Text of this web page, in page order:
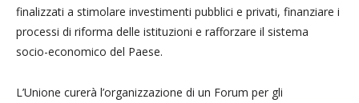
finalizzati a stimolare investimenti pubblici e privati, finanziare i
processi di riforma delle istituzioni e rafforzare il sistema
socio-economico del Paese.
L’Unione curerà l’organizzazione di un Forum per gli